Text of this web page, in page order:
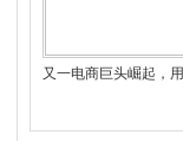
又一电商巨头崛起，用